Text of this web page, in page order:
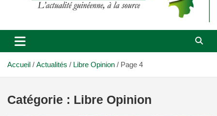
Accueil Actualités Libre Opinion Page 4
Catégorie : Libre Opinion